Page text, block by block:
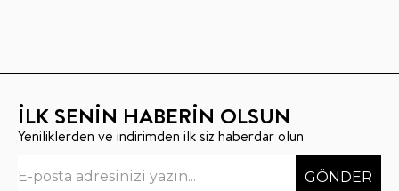
İLK SENİN HABERİN OLSUN
Yeniliklerden ve indirimden ilk siz haberdar olun
GÖNDER